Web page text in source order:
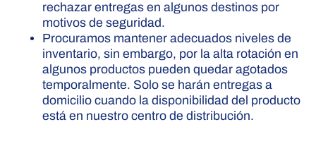
rechazar entregas en algunos destinos por
motivos de seguridad.
Procuramos mantener adecuados niveles de
inventario, sin embargo, por la alta rotación en
algunos productos pueden quedar agotados
temporalmente. Solo se harán entregas a
domicilio cuando la disponibilidad del producto
está en nuestro centro de distribución.